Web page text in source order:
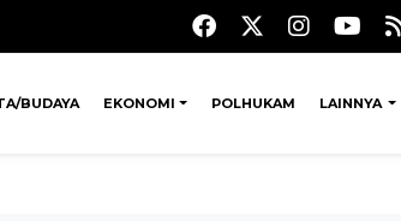
BUDAYA EKONOMI POLHUKAM LAINNYA